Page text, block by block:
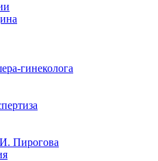
гинеколога
Пирогова